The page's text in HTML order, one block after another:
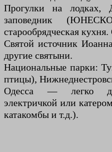
Прогулки на лодках,
заповедник
старообрядческая
Святой источник
другие святыни.
Национальные парки:
птицы),
Одесса — легко
электричкой или
катакомбы и т.д.).